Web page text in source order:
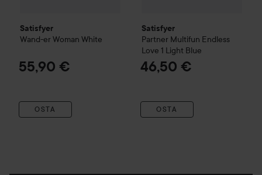
Satisfyer
Wand-er Woman White
55,90 €
OSTA
Satisfyer
Partner Multifun Endless
Love 1 Light Blue
46,50 €
OSTA